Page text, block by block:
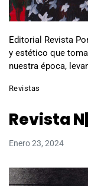
Editorial Revista
y estético que
nuestra época,
Revistas
Revista
Enero 23, 2024